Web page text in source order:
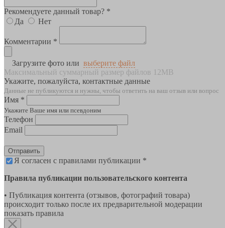
Рекомендуете данный товар? *
Да
Нет
Комментарии *
Загрузите фото или выберите файл
Максимальный суммарный размер файлов 12MB
Укажите, пожалуйста, контактные данные
Данные не публикуются и нужны, чтобы ответить на ваш отзыв или вопрос
Имя *
Укажите Ваше имя или псевдоним
Телефон
Email
Отправить
Я согласен с правилами публикации *
Правила публикации пользовательского контента
• Публикация контента (отзывов, фотографий товара)
происходит только после их предварительной модерации
показать правила